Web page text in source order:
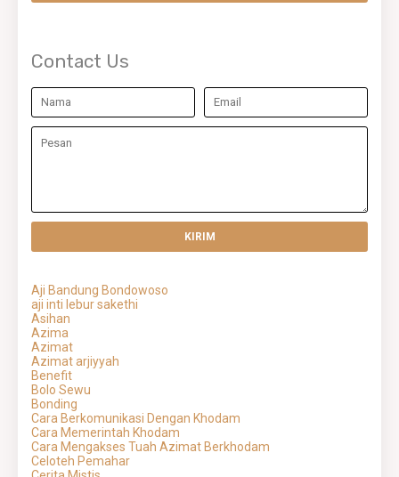
Contact Us
Aji Bandung Bondowoso
aji inti lebur sakethi
Asihan
Azima
Azimat
Azimat arjiyyah
Benefit
Bolo Sewu
Bonding
Cara Berkomunikasi Dengan Khodam
Cara Memerintah Khodam
Cara Mengakses Tuah Azimat Berkhodam
Celoteh Pemahar